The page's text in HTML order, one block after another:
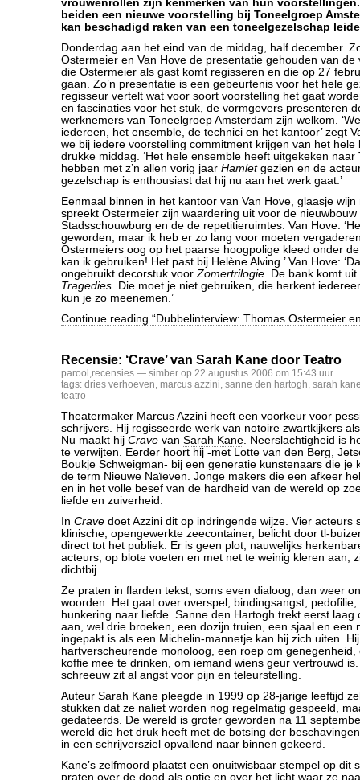
vrouwenrollen zijn kenmerken van hun
beiden een nieuwe voorstelling bij Toneelgroep
kan beschadigd raken van een toneelgezelschap
Donderdag aan het eind van de middag, half december.
Ostermeier en Van Hove de presentatie gehouden van
die Ostermeier als gast komt regisseren en die op 27
gaan. Zo’n presentatie is een gebeurtenis voor het hele
regisseur vertelt wat voor soort voorstelling het gaat
en fascinaties voor het stuk, de vormgevers presenteren
werknemers van Toneelgroep Amsterdam zijn welkom.
iedereen, het ensemble, de technici en het kantoor’ zegt
we bij iedere voorstelling commitment krijgen van het hele
drukke middag. ‘Het hele ensemble heeft uitgekeken naar
hebben met z’n allen vorig jaar Hamlet gezien en de
gezelschap is enthousiast dat hij nu aan het werk gaat.’
Eenmaal binnen in het kantoor van Van Hove, glaasje
spreekt Ostermeier zijn waardering uit voor de nieuwbouw
Stadsschouwburg en de de repetitieruimtes. Van Hove:
geworden, maar ik heb er zo lang voor moeten
Ostermeiers oog op het paarse hoogpolige kleed onder
kan ik gebruiken! Het past bij Helène Alving.’ Van Hove:
ongebruikt decorstuk voorZomertrilogie. De bank komt uit
Tragedies. Die moet je niet gebruiken, die herkent
kun je zo meenemen.’
Continue reading “Dubbelinterview: Thomas Ostermeier
Recensie: ‘Crave’ van Sarah Kane door Teatro
parool ,recensies — simber op 22 augustus 2006 om 15:43 uur
tags: dries verhoeven, marcus azzini, sanne den hartogh, sarah
teatro
Theatermaker Marcus Azzini heeft een voorkeur voor
schrijvers. Hij regisseerde werk van notoire zwartkijkers
Nu maakt hij Crave van Sarah Kane. Neerslachtigheid is
te verwijten. Eerder hoort hij -met Lotte van den Berg,
Boukje Schweigman- bij een generatie kunstenaars die je
de term Nieuwe Naïeven. Jonge makers die een afkeer
en in het volle besef van de hardheid van de wereld op
liefde en zuiverheid.
In Crave doet Azzini dit op indringende wijze. Vier acteurs
klinische, opengewerkte zeecontainer, belicht door tl-
direct tot het publiek. Er is geen plot, nauwelijks
acteurs, op blote voeten en met net te weinig kleren aan,
dichtbij.
Ze praten in flarden tekst, soms even dialoog, dan weer
woorden. Het gaat over overspel, bindingsangst,
hunkering naar liefde. Sanne den Hartogh trekt eerst laag
aan, wel drie broeken, een dozijn truien, een sjaal en een
ingepakt is als een Michelin-mannetje kan hij zich uiten.
hartverscheurende monoloog, een roep om genegenheid,
koffie mee te drinken, om iemand wiens geur vertrouwd
schreeuw zit al angst voor pijn en teleurstelling.
Auteur Sarah Kane pleegde in 1999 op 28-jarige leeftijd
stukken dat ze naliet worden nog regelmatig gespeeld,
gedateerds. De wereld is groter geworden na 11
wereld die het druk heeft met de botsing der
in een schrijversziel opvallend naar binnen gekeerd.
Kane’s zelfmoord plaatst een onuitwisbaar stempel op dit
praten over de dood als optie en over het licht waar ze